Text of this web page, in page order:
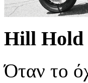
Hill Hold
Όταν το